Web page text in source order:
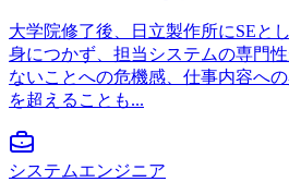
大学院修了後、日立製作所にSEと
身につかず、担当システムの専門
ないことへの危機感、仕事内容へ
を超えることも...
システムエンジニア